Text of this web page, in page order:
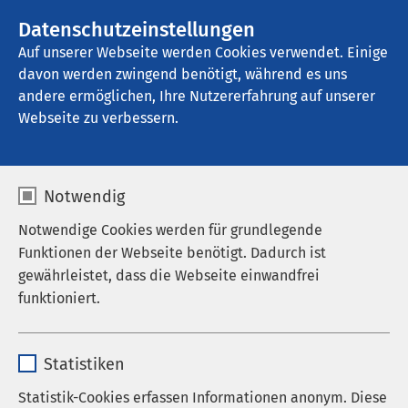
Datenschutzeinstellungen
Auf unserer Webseite werden Cookies verwendet. Einige
davon werden zwingend benötigt, während es uns
andere ermöglichen, Ihre Nutzererfahrung auf unserer
Webseite zu verbessern.
Notwendig
Notwendige Cookies werden für grundlegende
Funktionen der Webseite benötigt. Dadurch ist
gewährleistet, dass die Webseite einwandfrei
funktioniert.
Anbieter sgalinski
Statistiken
Statistik-Cookies erfassen Informationen anonym. Diese
Startseite der AMEOS Gruppe Aktuelles
Texte, Videos, Podcast: über den Alltag in
Gesundheitseinrichtungen, über die
Menschen in unserem Unternehmen, über
uns und Sie bewegt. Schauen Sie sich um,
machen Sie es sich bequem, stöbern Sie ein
bisschen - wir haben viel für Sie vorbereitet.